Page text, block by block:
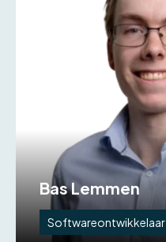
Bas Lemmen
Softwareontwikkelaar